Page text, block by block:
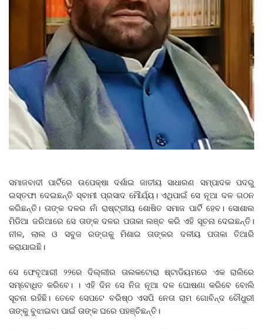
ସମାଜବାଦୀ ପାର୍ଟିରେ ଉପେକ୍ଷା ଦର୍ଶାଇ ଜାତୀୟ ସାଧାରଣ ସମ୍ପାଦକ ପଦରୁ
ଇସ୍ତଫା ଦେଇଛନ୍ତି ସ୍ବାମୀ ପ୍ରସାଦ ମୌର୍ଯ୍ୟ। ଏଥିପାଇଁ ସେ ନୂଆ ଦଳ ଗଠନ
କରିଛନ୍ତି। ତାଙ୍କ ଦଳର ନାଁ ରାଷ୍ଟ୍ରୀୟ ଶୋଷିତ ସମାଜ ପାର୍ଟି ହେବ। ସୋଶାଲ
ମିଡିଆ ଜରିଆରେ ସେ ତାଙ୍କ ଦଳର ପତାକା ଲଞ୍ଚ କରି ଏହି ସୂଚନା ଦେଇଛନ୍ତି।
ନୀଳ, ଲାଲ ଓ ସବୁଜ ରଙ୍ଗକୁ ମିଶାଇ ତାଙ୍କର ଦଳୀୟ ପତାକା ତିଆରି
କରାଯାଇଛି।
ସେ ଫେବୃଆରୀ ୨୨ରେ ଦିଲ୍ଲୀର ତାଲକଟୋରା ଷ୍ଟାଡିୟମରେ ଏକ ରାଲିରେ
ସମ୍ବୋଧିତ କରିବେ। । ଏହି ଦିନ ସେ ନିଜ ନୂଆ ଦଳ ଘୋଷଣା କରିବେ ବୋଲି
ସୂଚନା ରହିଛି। ତେବେ ସେପଟେ ବରିଷ୍ଠ ଏସପି ନେତା ରାମ ଗୋବିନ୍ଦ ଚୌଧୁରୀ
ତାଙ୍କୁ ବୁଝାଇବା ପାଇଁ ତାଙ୍କ ଘରେ ପହଞ୍ଚିଛନ୍ତି।